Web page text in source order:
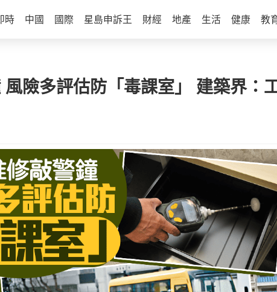
時 中國 國際 星島申訴王 財經 地產 生活 健康 教
險多評估防「毒課室」 建築界：